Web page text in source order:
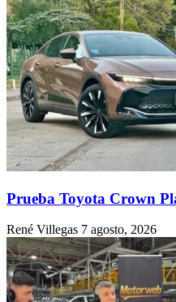
Prueba Toyota Crown
René Villegas 7 agosto, 2026